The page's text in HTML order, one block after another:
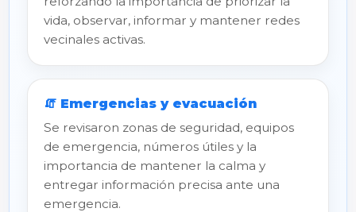
vida, observar, informar y mantener redes
vecinales activas.
🧯 Emergencias y evacuación
Se revisaron zonas de seguridad, equipos
de emergencia, números útiles y la
importancia de mantener la calma y
entregar información precisa ante una
emergencia.